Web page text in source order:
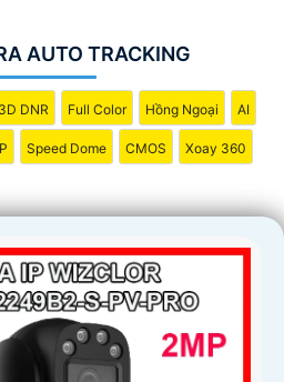
AUTO TRACKING
3D DNR Full Color Hồng Ngoại AI
Speed Dome CMOS Xoay 360